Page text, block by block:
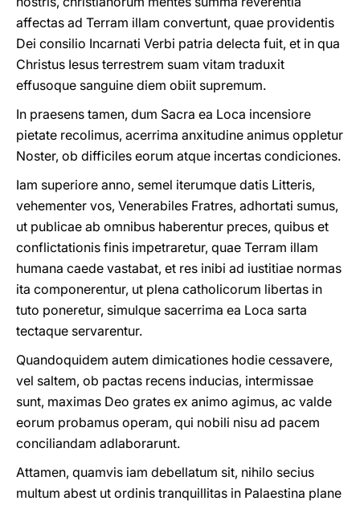
affectas ad Terram illam convertunt, quae providentis
Dei consilio Incarnati Verbi patria delecta fuit, et in qua
Christus Iesus terrestrem suam vitam traduxit
effusoque sanguine diem obiit supremum.
In praesens tamen, dum Sacra ea Loca incensiore
pietate recolimus, acerrima anxitudine animus oppletur
Noster, ob difficiles eorum atque incertas condiciones.
Iam superiore anno, semel iterumque datis Litteris,
vehementer vos, Venerabiles Fratres, adhortati sumus,
ut publicae ab omnibus haberentur preces, quibus et
conflictationis finis impetraretur, quae Terram illam
humana caede vastabat, et res inibi ad iustitiae normas
ita componerentur, ut plena catholicorum libertas in
tuto poneretur, simulque sacerrima ea Loca sarta
tectaque servarentur.
Quandoquidem autem dimicationes hodie cessavere,
vel saltem, ob pactas recens inducias, intermissae
sunt, maximas Deo grates ex animo agimus, ac valde
eorum probamus operam, qui nobili nisu ad pacem
conciliandam adlaborarunt.
Attamen, quamvis iam debellatum sit, nihilo secius
multum abest ut ordinis tranquillitas in Palaestina plane